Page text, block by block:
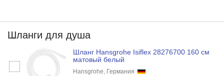
Шланги для душа
Шланг Hansgrohe Isiflex 28276700 160 см
матовый белый
Hansgrohe, Германия